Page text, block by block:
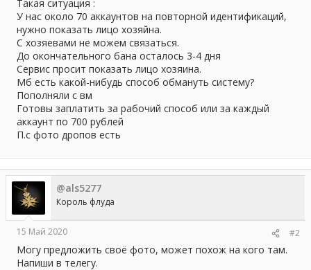
Такая ситуация :
У нас около 70 аккаунтов на повторной идентификаций,
нужно показать лицо хозяйна.
С хозяевами не можем связаться.
До окончательного бана осталось 3-4 дня
Сервис просит показать лицо хозяина.
Мб есть какой-нибудь способ обмануть систему?
Пополняли с вм
Готовы заплатить за рабочий способ или за каждый
аккаунт по 700 рублей
П.с фото дропов есть
@als5277
Король флуда
15 Май 2020 #2
Могу предложить своё фото, может похож на кого там.
Напиши в телегу.